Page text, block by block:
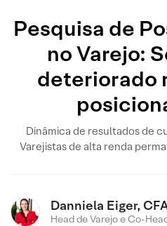
Pesquisa de
no Varejo:
deteriorado
Dinâmica de resultados de
Varejistas de alta renda
Danniela Eiger,
Head de Varejo e Co-